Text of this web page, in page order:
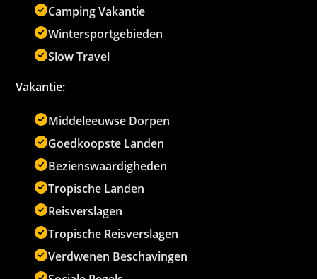
Camping Vakantie
Wintersportgebieden
Slow Travel
Vakantie:
Middeleeuwse Dorpen
Goedkoopste Landen
Bezienswaardigheden
Tropische Landen
Reisverslagen
Tropische Reisverslagen
Verdwenen Beschavingen